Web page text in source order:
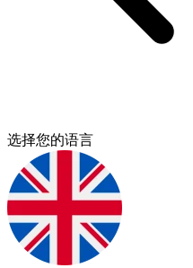
选择您的语言